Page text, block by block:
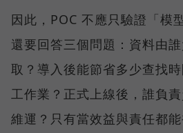
因此，POC 不應只驗證「模
還要回答三個問題：資料由
取？導入後能節省多少查找
工作業？正式上線後，誰負
維運？只有當效益與責任都